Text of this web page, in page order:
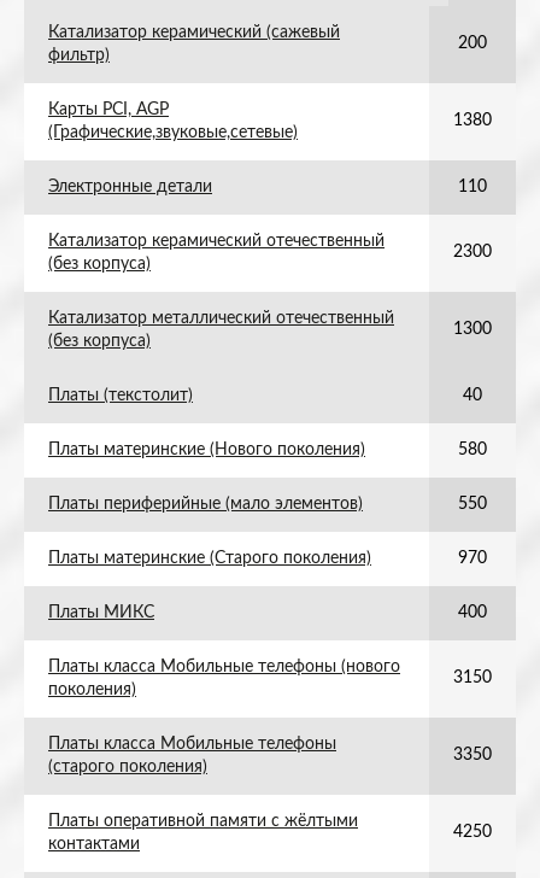
Катализатор керамический (сажевый
фильтр)
200
Карты PCI, AGP
(Графические,звуковые,сетевые)
1380
Электронные детали 110
Катализатор керамический отечественный
(без корпуса)
2300
Катализатор металлический отечественный
(без корпуса)
1300
Платы (текстолит) 40
Платы материнские (Нового поколения) 580
Платы периферийные (мало элементов) 550
Платы материнские (Старого поколения) 970
Платы МИКС 400
Платы класса Мобильные телефоны (нового
поколения)
3150
Платы класса Мобильные телефоны
(старого поколения)
3350
Платы оперативной памяти с жёлтыми
контактами
4250